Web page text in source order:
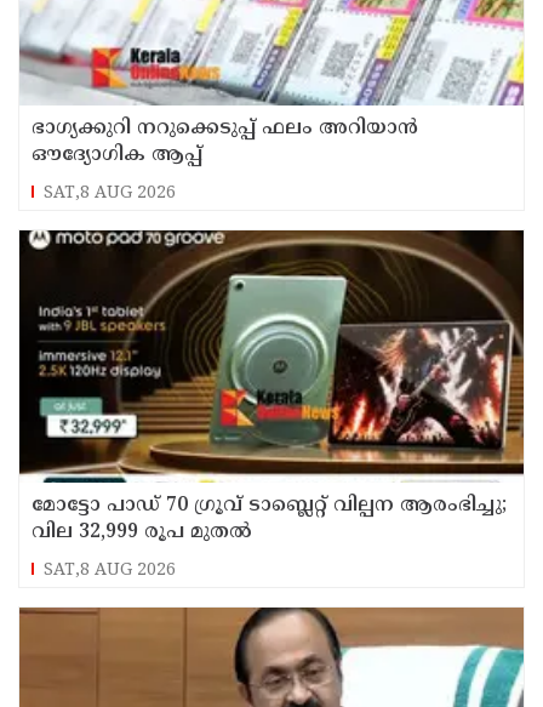
ഭാഗ്യക്കുറി നറുക്കെടുപ്പ് ഫലം അറിയാൻ
ഔദ്യോഗിക ആപ്പ്
SAT,8 AUG 2026
മോട്ടോ പാഡ് 70 ഗ്രൂവ് ടാബ്ലെറ്റ് വില്പന ആരംഭിച്ചു;
വില 32,999 രൂപ മുതൽ
SAT,8 AUG 2026